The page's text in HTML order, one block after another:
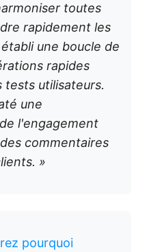
toutes
rapidement les
une boucle de
rapides
tests utilisateurs.
une
l'engagement
commentaires
»
pourquoi